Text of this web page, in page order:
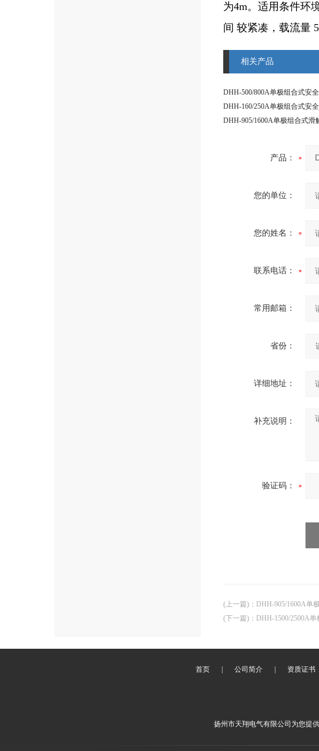
为4m。适用条件环
间 较紧凑，载流量
相关产品
DHH-500/800A单极组合式安
DHH-160/250A单极组合式安
产品：
您的单位：
您的姓名：
联系电话：
常用邮箱：
省份：
详细地址：
补充说明：
验证码：
(上一篇) ： DHH-905/1600A单
(下一篇) ： DHH-1500/2500A
首页 公司简介 资质证书
扬州市天翔电气有限公司为您提